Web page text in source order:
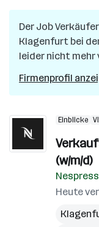
Der Job
Klagenfurt bei
leider nicht mehr
Firmenprofil
Einblicke
(w/m/d)
Heute